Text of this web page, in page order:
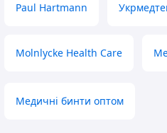
Paul Hartmann
Molnlycke Health Care
Медичні бинти оптом